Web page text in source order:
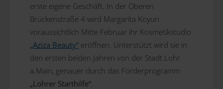
erste eigene Geschäft. In der Oberen
Brückenstraße 4 wird Margarita Koyun
voraussichtlich Mitte Februar ihr Kosmetikstudio
„Aziza Beauty“ eröffnen. Unterstützt wird sie in
den ersten beiden Jahren von der Stadt Lohr
a.Main, genauer durch das Förderprogramm
„Lohrer Starthilfe“